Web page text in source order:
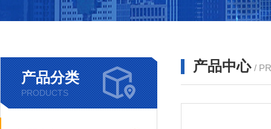
产品分类
PRODUCTS
产品中心 /